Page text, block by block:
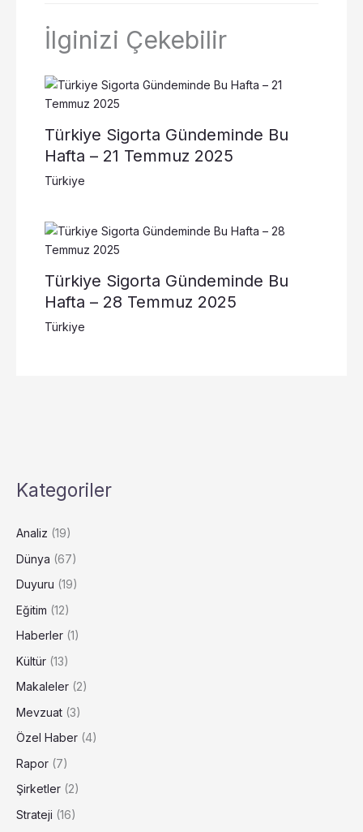
İlginizi Çekebilir
Türkiye Sigorta Gündeminde Bu
Hafta – 21 Temmuz 2025
Türkiye
Türkiye Sigorta Gündeminde Bu
Hafta – 28 Temmuz 2025
Türkiye
Kategoriler
Analiz (19)
Dünya (67)
Duyuru (19)
Eğitim (12)
Haberler (1)
Kültür (13)
Makaleler (2)
Mevzuat (3)
Özel Haber (4)
Rapor (7)
Şirketler (2)
Strateji (16)